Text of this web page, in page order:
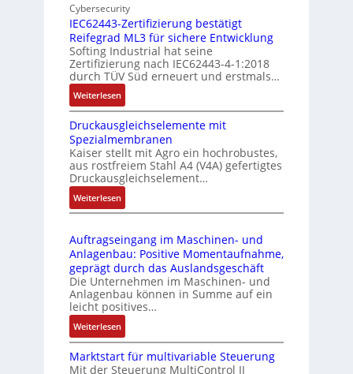
g
e
d
u
t
r
i
e
-
P
C
l
ä
s
s
s
i
c
h
f
l
e
x
i
b
b
i
f
u
n
k
m
o
d
u
l
e
b
i
e
n
4
G
u
n
d
Cybersecurity
IEC62443-Zertifizierung bestätigt
Reifegrad ML3 für sichere Entwicklung
Softing Industrial hat seine
Zertifizierung nach IEC62443-4-1:2018
durch TÜV Süd erneuert und erstmals…
Weiterlesen:
I
E
C
6
2
4
4
3
Z
e
r
t
i
i
Druckausgleichselemente mit
Spezialmembranen
Kaiser stellt mit Agro ein hochrobustes,
aus rostfreiem Stahl A4 (V4A) gefertigtes
Druckausgleichselement…
Weiterlesen:
D
u
c
k
a
u
s
g
l
e
Auftragseingang im Maschinen- und
Anlagenbau: Positive Momentaufnahme,
geprägt durch das Auslandsgeschäft
Die Unternehmen im Maschinen- und
Anlagenbau können in Summe auf ein
leicht positives…
Weiterlesen:
A
u
f
Marktstart für multivariable Steuerung
Mit der Steuerung MultiControl II